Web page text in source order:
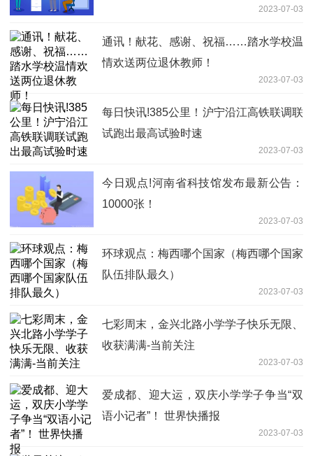
2023-07-03
通讯！献花、感谢、祝福……踏水学校温
情欢送两位退休教师！
2023-07-03
每日快讯!385公里！沪宁沿江高铁联调联
试跑出最高试验时速
2023-07-03
今日观点!河南省科技馆发布最新公告：
10000张！
2023-07-03
环球观点：梅西哪个国家（梅西哪个国家
队伍排队最久）
2023-07-03
七彩周末，金兴北路小学学子快乐无限、
收获满满-当前关注
2023-07-03
爱成都、迎大运，双庆小学学子争当“双
语小记者”！ 世界快播报
2023-07-03